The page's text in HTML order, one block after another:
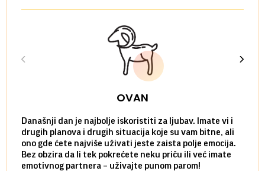
OVAN
Današnji dan je najbolje iskoristiti za ljubav. Imate vi i
drugih planova i drugih situacija koje su vam bitne, ali
ono gde ćete najviše uživati jeste zaista polje emocija.
Bez obzira da li tek pokrećete neku priču ili već imate
emotivnog partnera – uživajte punom parom!